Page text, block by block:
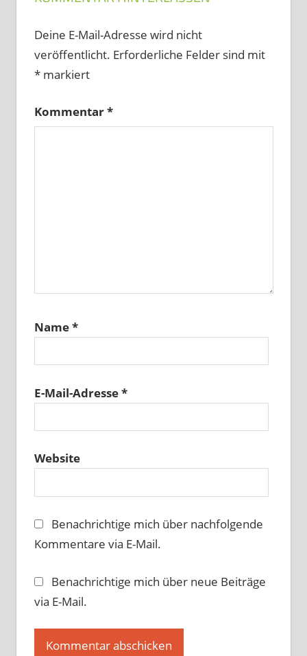
Deine E-Mail-Adresse wird nicht
veröffentlicht. Erforderliche Felder sind mit
*markiert
Kommentar*
Name*
E-Mail-Adresse*
Website
Benachrichtige mich über nachfolgende
Kommentare via E-Mail.
Benachrichtige mich über neue Beiträge
via E-Mail.